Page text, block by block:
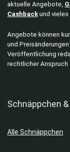
aktuelle Angebote,
Cashbackund vieles
Angebote können
und
Veröffentlichung
rechtlicher Anspruch
Schnäppchen
Alle Schnäppchen